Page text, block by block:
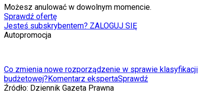
Możesz anulować w dowolnym momencie.
Sprawdź ofertę
Jesteś subskrybentem? ZALOGUJ SIĘ
Autopromocja
Co zmienia nowe rozporządzenie w sprawie klasyfikacji
budżetowej? Komentarz ekspertaSprawdź
Źródło: Dziennik Gazeta Prawna